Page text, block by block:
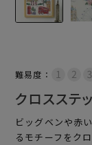
難易度：
クロスステ
ビッグベンや赤
るモチーフをク